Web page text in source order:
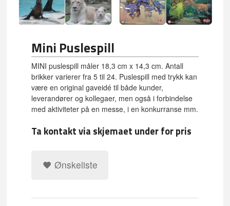
Mini Puslespill
MINI puslespill måler 18,3 cm x 14,3 cm. Antall
brikker varierer fra 5 til 24. Puslespill med trykk kan
være en original gaveidé til både kunder,
leverandører og kollegaer, men også i forbindelse
med aktiviteter på en messe, i en konkurranse mm.
Ta kontakt via skjemaet under for pris
Ønskeliste